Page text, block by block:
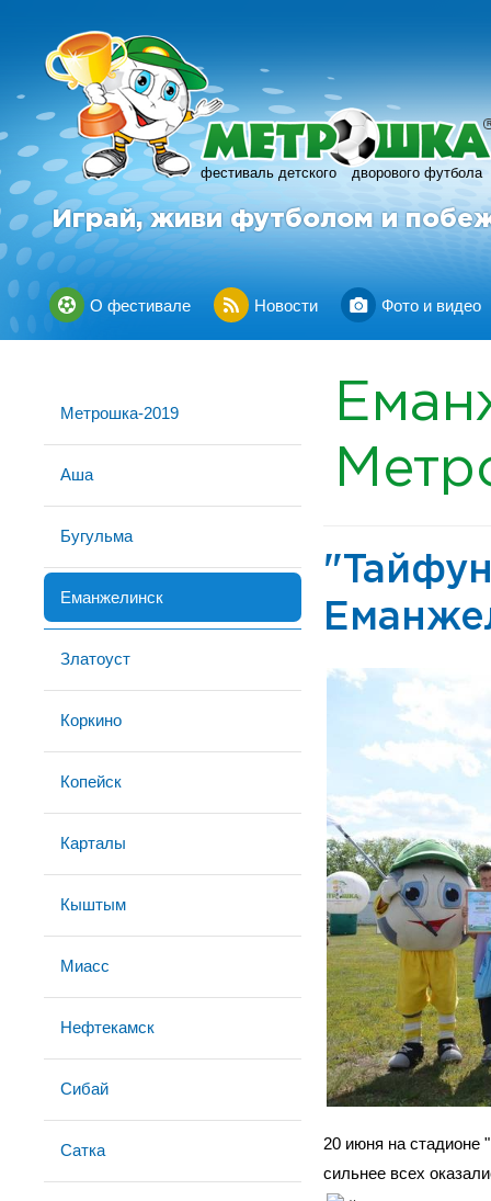
фестиваль детского дворового футбола
R
Играй, живи футболом и
О фестивале Новости Фото и видео
Метрошка-2019
Аша
Бугульма
Еманжелинск
Златоуст
Коркино
Копейск
Карталы
Кыштым
Миасс
Нефтекамск
Сибай
Сатка
20 июня на стадионе
сильнее всех